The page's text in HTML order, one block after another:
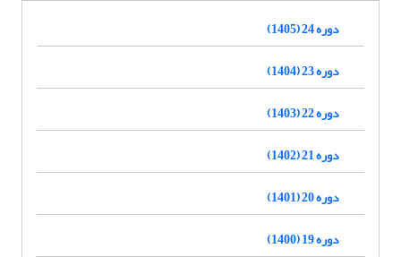
دوره 24 (1405)
دوره 23 (1404)
دوره 22 (1403)
دوره 21 (1402)
دوره 20 (1401)
دوره 19 (1400)